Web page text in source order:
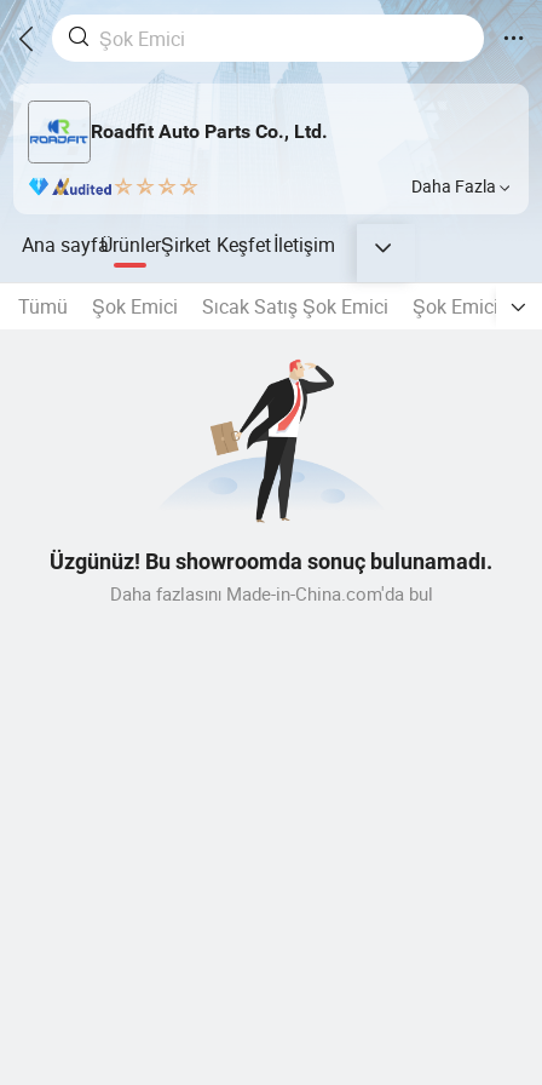
Roadfit Auto Parts Co., Ltd.
Daha Fazla
Ana sayfaÜrünlerŞirket Keşfetİletişim
Tümü Şok Emici Sıcak Satış Şok Emici Şok Emici
Üzgünüz! Bu showroomda sonuç bulunamadı.
Daha fazlasını Made-in-China.com'da bul